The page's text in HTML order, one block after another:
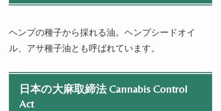
ヘンプの種子から採れる油。ヘンプシードオイ
ル、アサ種子油とも呼ばれています。
日本の大麻取締法 Cannabis Control
Act